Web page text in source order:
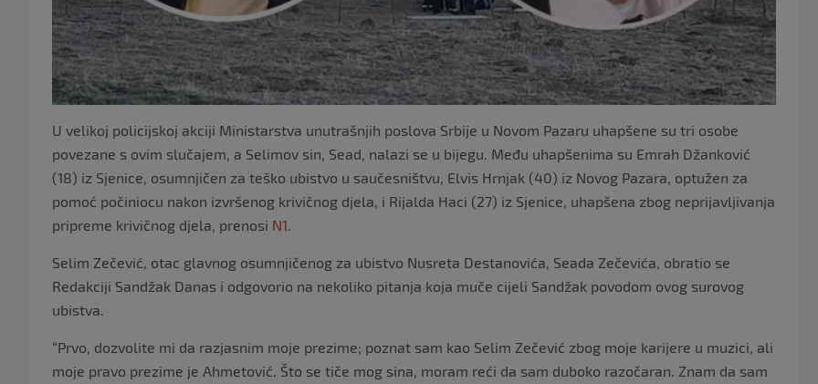
U velikoj policijskoj akciji Ministarstva unutrašnjih poslova Srbije u Novom Pazaru uhapšene su tri osobe
povezane s ovim slučajem, a Selimov sin, Sead, nalazi se u bijegu. Među uhapšenima su Emrah Džanković
(18) iz Sjenice, osumnjičen za teško ubistvo u saučesništvu, Elvis Hrnjak (40) iz Novog Pazara, optužen za
pomoć počiniocu nakon izvršenog krivičnog djela, i Rijalda Haci (27) iz Sjenice, uhapšena zbog neprijavljivanja
pripreme krivičnog djela, prenosi N1
Selim Zečević, otac glavnog osumnjičenog za ubistvo Nusreta Destanovića, Seada Zečevića, obratio se
Redakciji Sandžak Danas i odgovorio na nekoliko pitanja koja muče cijeli Sandžak povodom ovog surovog
ubistva.
“Prvo, dozvolite mi da razjasnim moje prezime; poznat sam kao Selim Zečević zbog moje karijere u muzici, ali
moje pravo prezime je Ahmetović. Što se tiče mog sina, moram reći da sam duboko razočaran. Znam da sam